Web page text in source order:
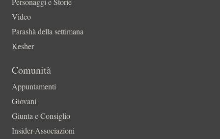
Video
Parashà della settimana
Kesher
Comunità
Appuntamenti
Giovani
Giunta e Consiglio
Insider-Associazioni